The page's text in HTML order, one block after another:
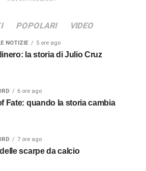
POPOLARI VIDEO
NOTIZIE 5 ore ago
la storia di Julio Cruz
6 ore ago
Fate: quando la storia cambia
7 ore ago
scarpe da calcio